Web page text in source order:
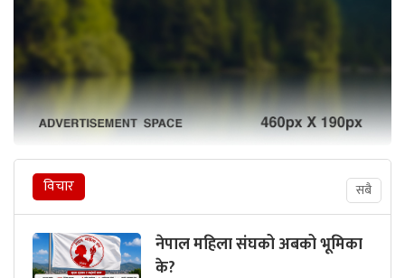
विचार सबै
नेपाल महिला संघको अबको भूमिका
के?